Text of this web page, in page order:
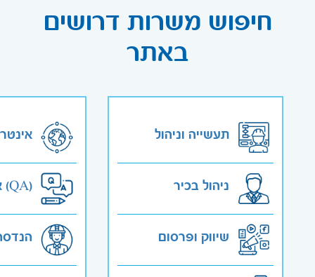
חיפוש משרות דרושים
באתר
תעשייה וניהול
ניהול בכיר
שיווק ופרסום
אבטחת איכות (QA)